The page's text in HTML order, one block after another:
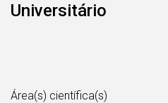
Universitário
Área(s) científica(s)